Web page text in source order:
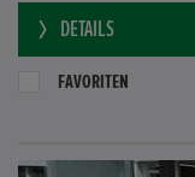
DETAILS
FAVORITEN